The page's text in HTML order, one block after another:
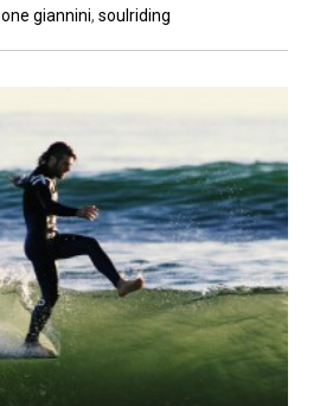
giannini, soulriding